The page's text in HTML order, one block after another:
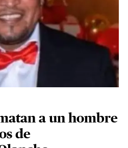
a un hombre
de